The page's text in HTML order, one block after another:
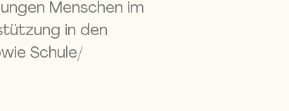
Menschen im
in den
Schule/